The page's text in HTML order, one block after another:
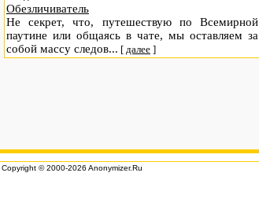
Обезличиватель
Не секрет, что, путешествую по Всемирной
паутине или общаясь в чате, мы оставляем за
собой массу следов... [ далее ]
Copyright © 2000-2026 Anonymizer.Ru